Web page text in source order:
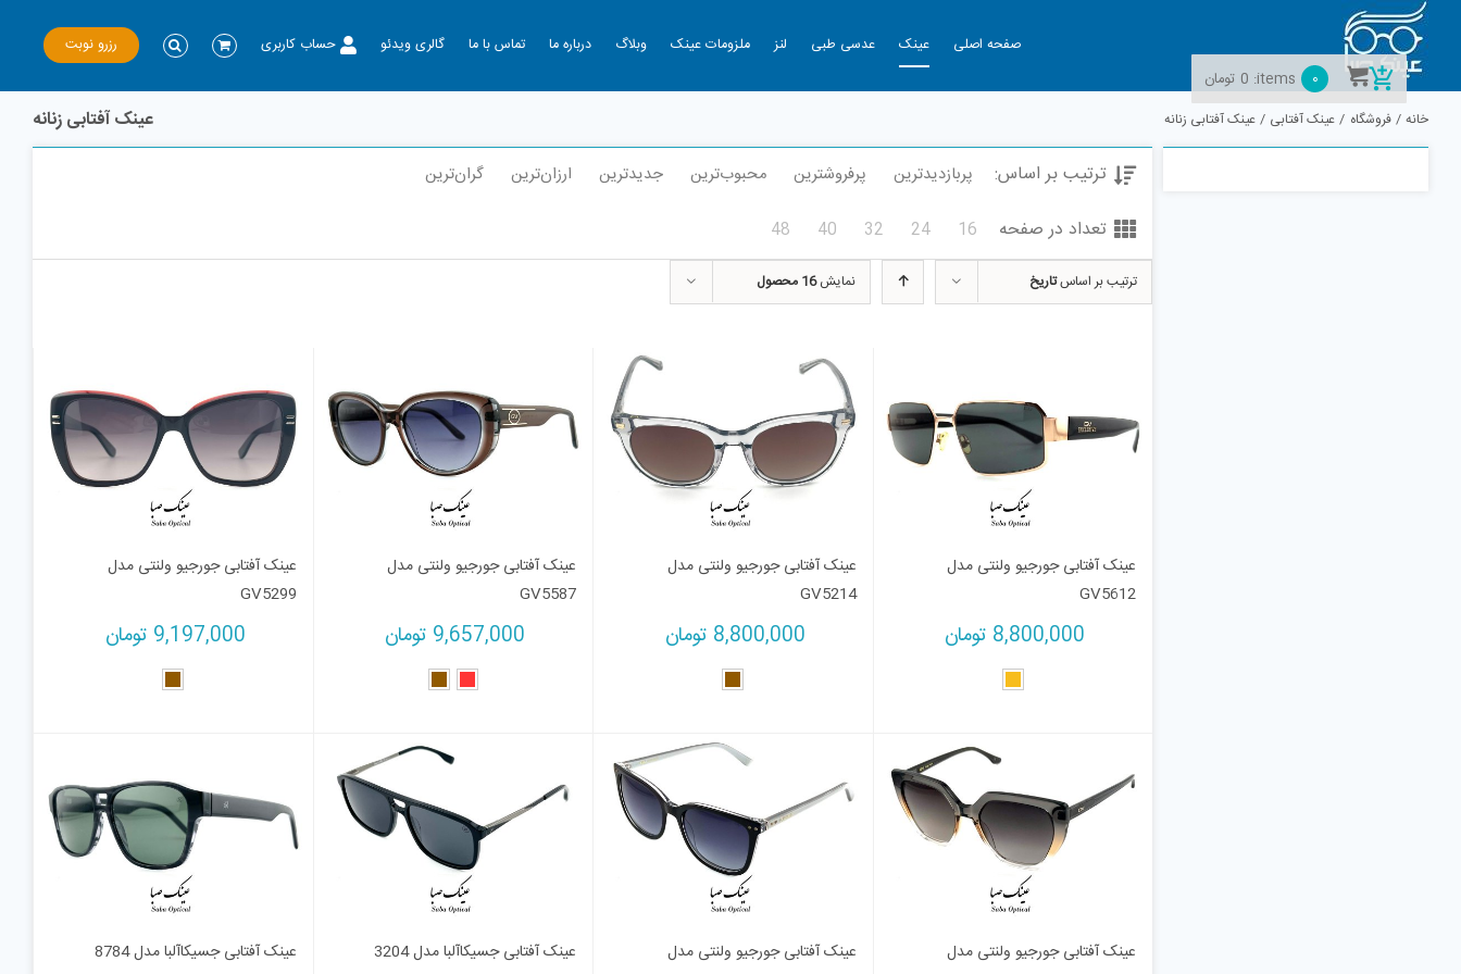
Skip
content
صفحه اصلی عینک عدسی طبی لنز ملزومات عینک وبلاگ درباره ما تماس با ما گالری ویدئو حساب کاربری رزرو نوبت
عینک آفتابی زنانه خانه فروشگاه عینک آفتابی عینک آفتابی زنانه
ترتیب بر اساس: پربازدیدترین پرفروشترین محبوب‌ترین جدیدترین ارزان‌ترین گران‌ترین
تعداد در صفحه 16
24
32
40
48
ترتیب بر اساستاریخ نمایش16 محصول
عینک آفتابی جورجیو ولنتی مدل
GV5612
8,800,000 تومان
عینک آفتابی جورجیو ولنتی مدل
GV5214
8,800,000 تومان
عینک آفتابی جورجیو ولنتی مدل
GV5587
9,657,000 تومان
عینک آفتابی جورجیو ولنتی مدل
GV5299
9,197,000 تومان
عینک آفتابی جورجیو ولنتی مدل
عینک آفتابی جورجیو ولنتی مدل
عینک آفتابی جسیکاآلبا مدل 3204 عینک آفتابی جسیکاآلبا مدل 8784
0
items:
0 تومان